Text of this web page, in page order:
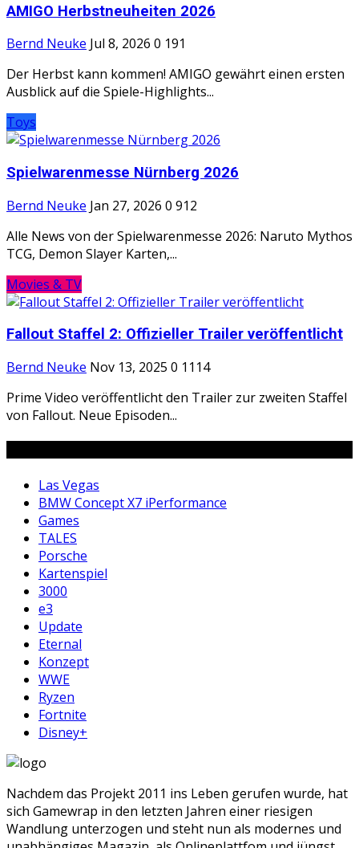
AMIGO Herbstneuheiten 2026
Bernd Neuke Jul 8, 2026 0 191
Der Herbst kann kommen! AMIGO gewährt einen ersten
Ausblick auf die Spiele-Highlights...
Toys
Spielwarenmesse Nürnberg 2026
Bernd Neuke Jan 27, 2026 0 912
Alle News von der Spielwarenmesse 2026: Naruto Mythos
TCG, Demon Slayer Karten,...
Movies & TV
Fallout Staffel 2: Offizieller Trailer veröffentlicht
Bernd Neuke Nov 13, 2025 0 1114
Prime Video veröffentlicht den Trailer zur zweiten Staffel
von Fallout. Neue Episoden...
Las Vegas
BMW Concept X7 iPerformance
Games
TALES
Porsche
Kartenspiel
3000
e3
Update
Eternal
Konzept
WWE
Ryzen
Fortnite
Disney+
Nachdem das Projekt 2011 ins Leben gerufen wurde, hat
sich Gamewrap in den letzten Jahren einer riesigen
Wandlung unterzogen und steht nun als modernes und